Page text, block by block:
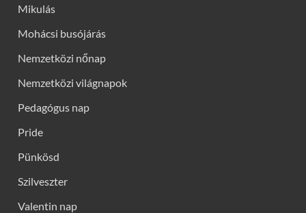
Mikulás
Mohácsi busójárás
Nemzetközi nőnap
Nemzetközi világnapok
Pedagógus nap
Pride
Pünkösd
Szilveszter
Valentin nap